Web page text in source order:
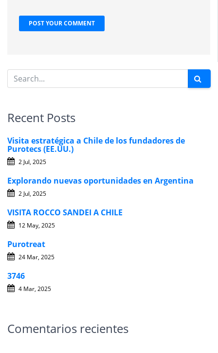
Recent Posts
Visita estratégica a Chile de los fundadores de
Purotecs (EE.UU.)
2 Jul, 2025
Explorando nuevas oportunidades en Argentina
2 Jul, 2025
VISITA ROCCO SANDEI A CHILE
12 May, 2025
Purotreat
24 Mar, 2025
3746
4 Mar, 2025
Comentarios recientes